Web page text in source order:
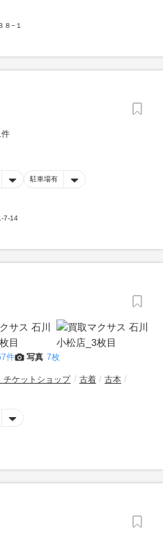
８−１
件
駐車場有
7-14
件 写真 7枚
チケットショップ 古着
古本